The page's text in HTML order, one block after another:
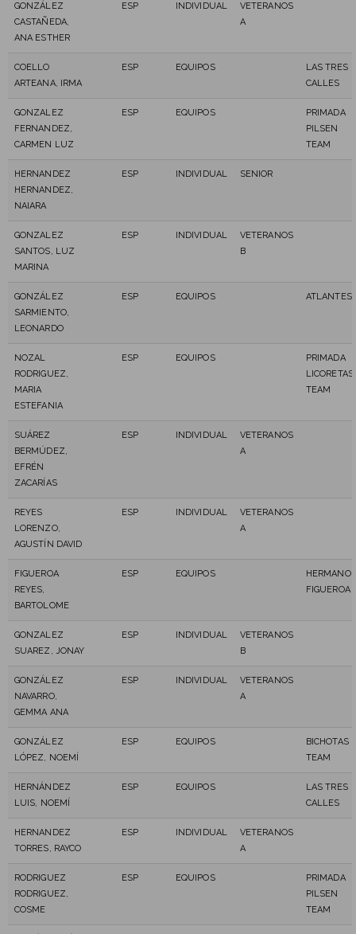
GONZÁLEZ
CASTAÑEDA,
ANA ESTHER
ESP INDIVIDUAL
VETERANOS
A
COELLO
ARTEANA, IRMA
ESP EQUIPOS
LAS TRES
CALLES
GONZALEZ
FERNANDEZ,
CARMEN LUZ
ESP EQUIPOS
PRIMADA
PILSEN
TEAM
HERNANDEZ
HERNANDEZ,
NAIARA
ESP INDIVIDUAL SENIOR
GONZALEZ
SANTOS, LUZ
MARINA
ESP INDIVIDUAL
VETERANOS
B
GONZÁLEZ
SARMIENTO,
LEONARDO
ESP EQUIPOS ATLANTES
NOZAL
RODRIGUEZ,
MARIA
ESTEFANIA
ESP EQUIPOS
PRIMADA
LICORETAS
TEAM
SUÁREZ
BERMÚDEZ,
EFRÉN
ZACARÍAS
ESP INDIVIDUAL
VETERANOS
A
REYES
LORENZO,
AGUSTÍN DAVID
ESP INDIVIDUAL
VETERANOS
A
FIGUEROA
REYES,
BARTOLOME
ESP EQUIPOS
HERMANOS
FIGUEROA
GONZALEZ
SUAREZ, JONAY
ESP INDIVIDUAL
VETERANOS
B
GONZÁLEZ
NAVARRO,
GEMMA ANA
ESP INDIVIDUAL
VETERANOS
A
GONZÁLEZ
LÓPEZ, NOEMÍ
ESP EQUIPOS
BICHOTAS
TEAM
HERNÁNDEZ
LUIS, NOEMÍ
ESP EQUIPOS
LAS TRES
CALLES
HERNANDEZ
TORRES, RAYCO
ESP INDIVIDUAL
VETERANOS
A
RODRIGUEZ
RODRIGUEZ,
COSME
ESP EQUIPOS
PRIMADA
PILSEN
TEAM